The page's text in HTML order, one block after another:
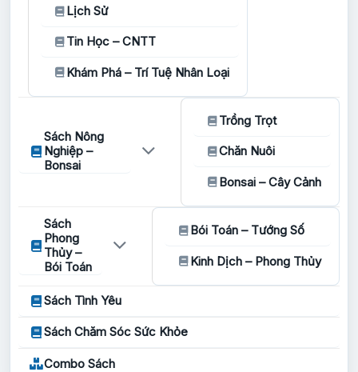
Lịch Sử
Tin Học – CNTT
Khám Phá – Trí Tuệ Nhân Loại
Sách Nông
Nghiệp –
Bonsai
Trồng Trọt
Chăn Nuôi
Bonsai – Cây Cảnh
Sách
Phong
Thủy –
Bói Toán
Bói Toán – Tướng Số
Kinh Dịch – Phong Thủy
Sách Tình Yêu
Sách Chăm Sóc Sức Khỏe
Combo Sách